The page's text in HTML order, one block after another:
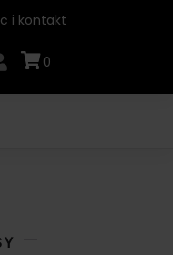
i kontakt
0